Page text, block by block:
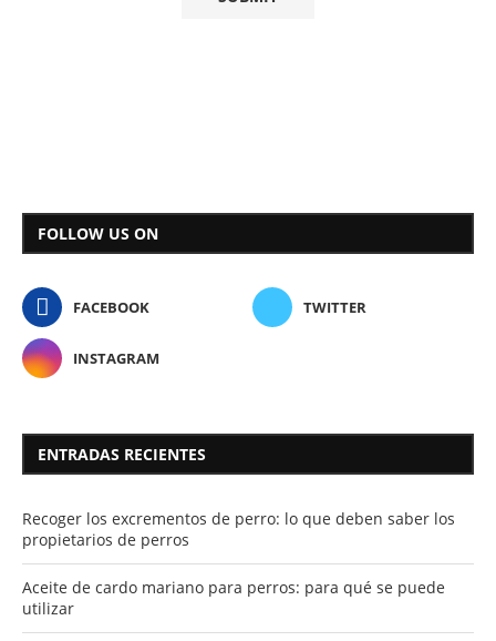
FOLLOW US ON
FACEBOOK TWITTER
INSTAGRAM
ENTRADAS RECIENTES
Recoger los excrementos de perro: lo que deben saber los
propietarios de perros
Aceite de cardo mariano para perros: para qué se puede
utilizar